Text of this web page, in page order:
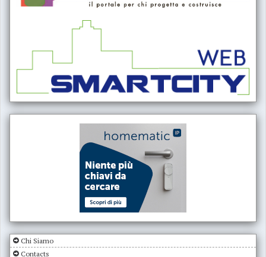
Chi Siamo
Contacts